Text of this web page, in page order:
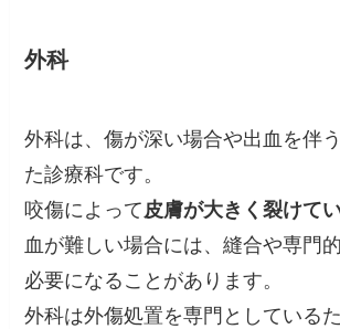
外科
外科は、傷が深い場合や出血を伴
た診療科です。
咬傷によって皮膚が大きく裂けて
血が難しい場合には、縫合や専門
必要になることがあります。
外科は外傷処置を専門としている